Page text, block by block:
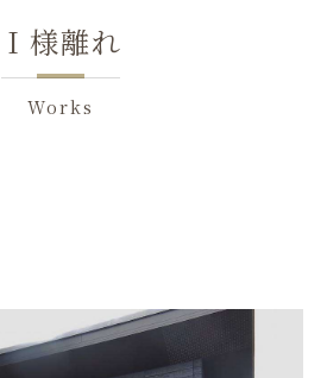
Works
Ｉ様離れ